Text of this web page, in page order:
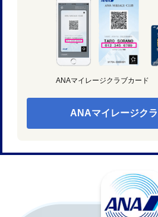
ANAマイレージクラブカード
ANAマイレージク